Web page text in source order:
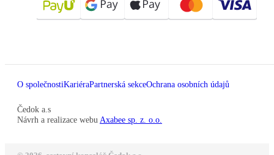
O společnostiKariéraPartnerská sekceOchrana osobních údajů
Čedok a.s
Návrh a realizace webu Axabee sp. z. o.o.